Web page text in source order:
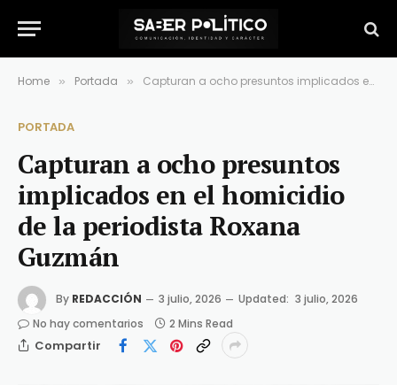
Home » Portada » Capturan a ocho presuntos implicados en el homicidio de la periodista Roxana Guzmán
PORTADA
Capturan a ocho presuntos
implicados en el homicidio
de la periodista Roxana
Guzmán
By REDACCIÓN 3 julio, 2026 Updated: 3 julio, 2026
No hay comentarios
2 Mins Read
Compartir